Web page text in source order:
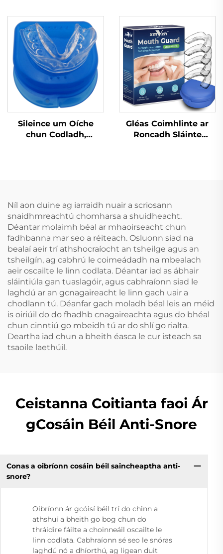
Apnea Cobhrú do
Bhruxism Cabhair
Chodlata Cobhrú do
Shláinte Phearsanta
Codladh Leagaire
Feabhsú Cáilíochta
Codail Ábhar
Silicónach EVA Cobhrú
in aghaidh Leagar
Sileince um Oíche
chun Codladh,
Greamaithe um Oíche,
Croíceann in aghaidh
Cnamhastar
Gléas Coimhlinte ar
Roncadh Sláinte
Réiteach do
Róncaíocht Gléas Anti-
Roncach Tape Béal
Níl aon duine ag iarraidh nuair a scriosann
snaidhmreachtú chomharsa a shuidheacht.
Déantar molaimh béal ar mhaoirseacht chun
fadhbanna mar seo a réiteach. Osluonn siad na
bealaí aeir trí athshocraíocht an tsheilge agus an
tsheilgín, ag cabhrú le coimeádadh na mbealach
aeir oscailte le linn codlata. Déantar iad as ábhair
sláintiúla gan tuaslagóir, agus cabhraíonn siad le
laghdú ar an gcnagaireacht le linn gach uair a
chodlann tú. Déanfar gach moladh béal leis an méid
is oiriúil do do fhadhb cnagaireachta agus do bhéal
chun cinntiú go mbeidh tú ar do shlí go rialta.
Deartha iad chun a bheith éasca le cur isteach sa
tsaoile laethúil.
Ceistanna Coitianta faoi Ár
gCosáin Béil Anti-Snore
Conas a oibríonn cosáin béil saincheaptha anti-
snore?
Oibríonn ár gcóisí béil trí do chinn a
athshuí a bheith go bog chun do
thráidire fáilte a choinneáil oscailte le
linn codlata. Cabhraíonn sé seo le snóras
laghdú nó a dhíorthú, ag ligean duit